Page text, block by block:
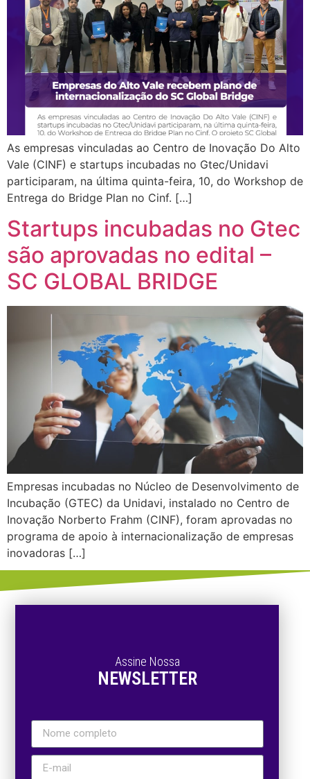
As empresas vinculadas ao Centro de Inovação Do Alto
Vale (CINF) e startups incubadas no Gtec/Unidavi
participaram, na última quinta-feira, 10, do Workshop de
Entrega do Bridge Plan no Cinf. […]
Startups incubadas no Gtec
são aprovadas no edital –
SC GLOBAL BRIDGE
Empresas incubadas no Núcleo de Desenvolvimento de
Incubação (GTEC) da Unidavi, instalado no Centro de
Inovação Norberto Frahm (CINF), foram aprovadas no
programa de apoio à internacionalização de empresas
inovadoras […]
Assine Nossa
NEWSLETTER